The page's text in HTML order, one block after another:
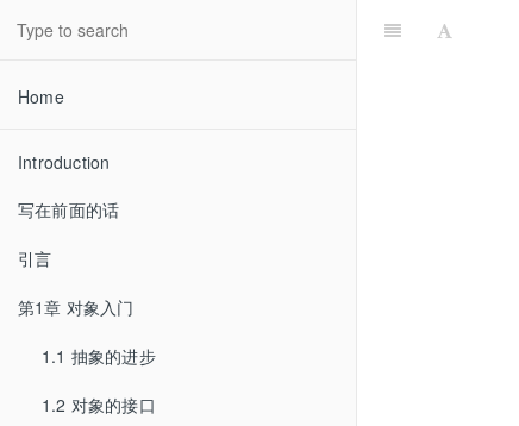
Home
Introduction
写在前面的话
引言
第1章 对象入门
1.1 抽象的进步
1.2 对象的接口